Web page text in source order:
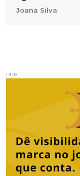
Joana Silva
PUB